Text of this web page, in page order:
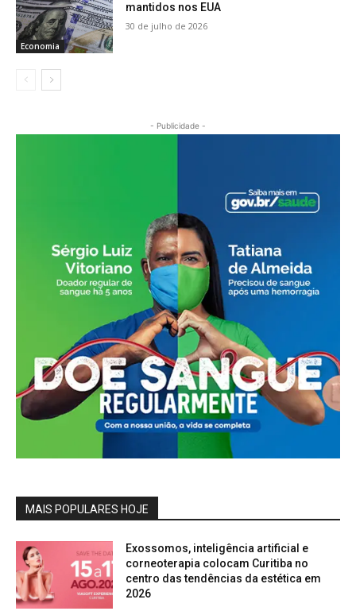
Economia
mantidos nos EUA
30 de julho de 2026
- Publicidade -
MAIS POPULARES HOJE
Exossomos, inteligência artificial e
corneoterapia colocam Curitiba no
centro das tendências da estética em
2026